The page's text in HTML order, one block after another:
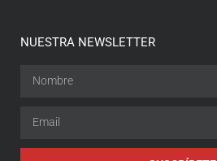
NUESTRA NEWSLETTER